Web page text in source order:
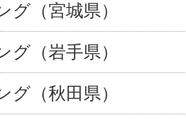
グ（宮城県）
グ（岩手県）
グ（秋田県）